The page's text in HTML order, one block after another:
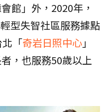
館」外，2020年，
型失智社區服務據點
北「奇岩日照中心」
，也服務50歲以上